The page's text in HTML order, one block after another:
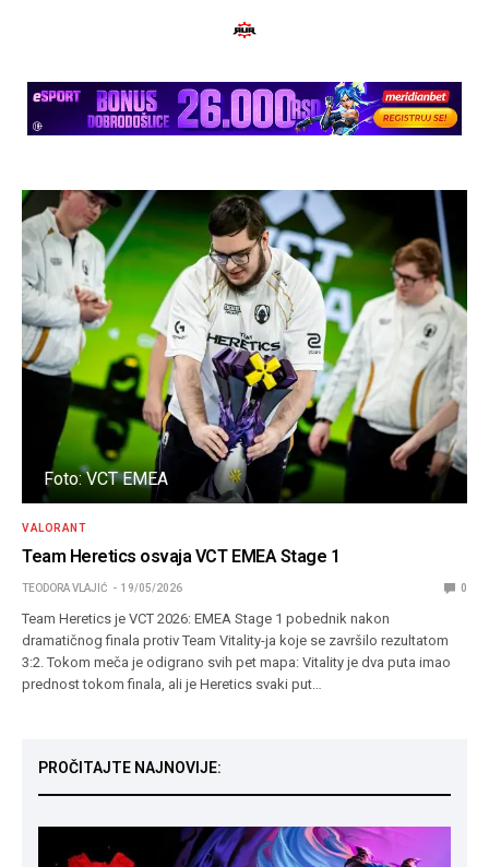
Foto: VCT EMEA
VALORANT
Team Heretics osvaja VCT EMEA Stage 1
TEODORA VLAJIĆ 19/05/2026 0
Team Heretics je VCT 2026: EMEA Stage 1 pobednik nakon
dramatičnog finala protiv Team Vitality-ja koje se završilo rezultatom
3:2. Tokom meča je odigrano svih pet mapa: Vitality je dva puta imao
prednost tokom finala, ali je Heretics svaki put…
PROČITAJTE NAJNOVIJE: